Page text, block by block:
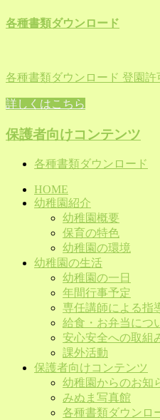
各種書類ダウンロード
各種書類ダウンロード 登園
詳しくはこちら
保護者向けコンテンツ
各種書類ダウンロード
HOME
幼稚園紹介
幼稚園概要
保育の特色
幼稚園の環境
幼稚園の生活
幼稚園の一日
年間行事予定
専任講師による指
給食・お弁当につ
安心安全への取組
課外活動
保護者向けコンテンツ
幼稚園からのお知
みぬま写真館
各種書類ダウンロ